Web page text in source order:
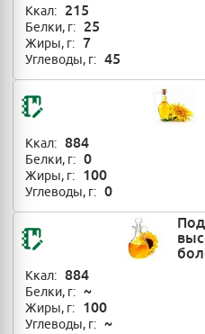
Ккал: 215
Белки, г: 25
Жиры, г: 7
Углеводы, г: 45
Ккал: 884
Белки, г: 0
Жиры, г: 100
Углеводы, г: 0
Ккал: 884
Белки, г: ~
Жиры, г: 100
Углеводы, г: ~